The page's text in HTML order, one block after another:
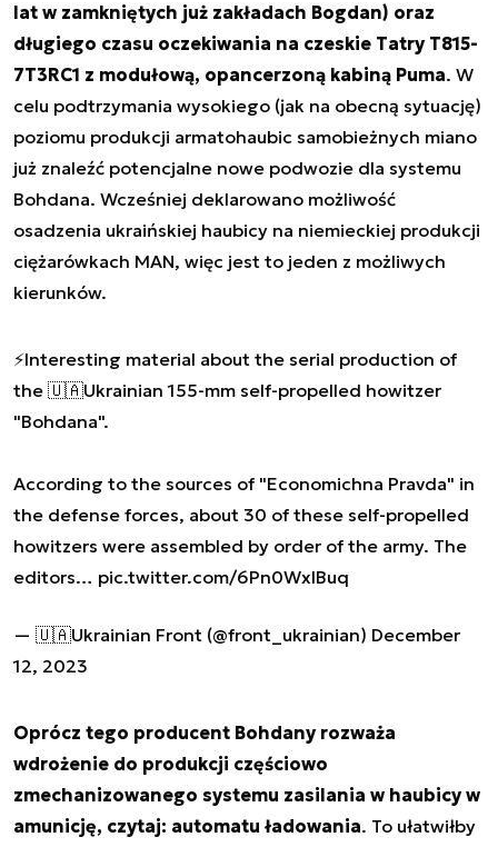
lat w zamkniętych już zakładach Bogdan) oraz
długiego czasu oczekiwania na czeskie Tatry T815-
7T3RC1 z modułową, opancerzoną kabiną Puma. W
celu podtrzymania wysokiego (jak na obecną sytuację)
poziomu produkcji armatohaubic samobieżnych miano
już znaleźć potencjalne nowe podwozie dla systemu
Bohdana. Wcześniej deklarowano możliwość
osadzenia ukraińskiej haubicy na niemieckiej produkcji
ciężarówkach MAN, więc jest to jeden z możliwych
kierunków.
⚡️Interesting material about the serial production of
the 🇺🇦Ukrainian 155-mm self-propelled howitzer
"Bohdana".
According to the sources of "Economichna Pravda" in
the defense forces, about 30 of these self-propelled
howitzers were assembled by order of the army. The
editors… pic.twitter.com/6Pn0WxlBuq
— 🇺🇦Ukrainian Front (@front_ukrainian) December
12, 2023
Oprócz tego producent Bohdany rozważa
wdrożenie do produkcji częściowo
zmechanizowanego systemu zasilania w haubicy w
amunicję, czytaj: automatu ładowania. To ułatwiłby